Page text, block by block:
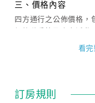
三、價格內容
四方通行之公佈價格，
價」之當日價格為標準
話方式異動訂單。
看完
訂房規則